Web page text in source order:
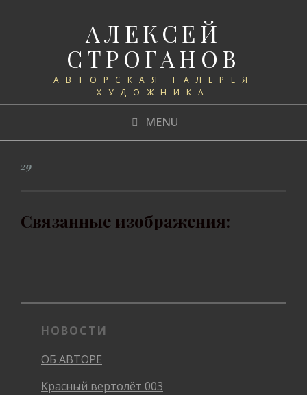
АЛЕКСЕЙ
СТРОГАНОВ
АВТОРСКАЯ ГАЛЕРЕЯ
ХУДОЖНИКА
MENU
29
Связанные изображения:
НОВОСТИ
ОБ АВТОРЕ
Красный вертолёт 003